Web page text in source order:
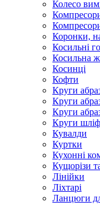
Колесо
Коронки,
Косильні
Косильна
Косинці
Кофти
Круги
Круги
Круги
Круги
Кувалди
Куртки
Кухонні
Кущорізи
Лінійки
Ліхтарі
Ланцюги